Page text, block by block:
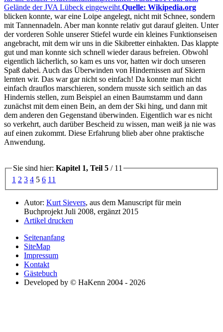
Gelände der JVA Lübeck eingeweiht.Quelle: Wikipedia.org
blicken konnte, war eine Loipe angelegt, nicht mit Schnee, sondern
mit Tannennadeln. Aber man konnte relativ gut darauf gleiten. Unter
der vorderen Sohle unserer Stiefel wurde ein kleines Funktionseisen
angebracht, mit dem wir uns in die Skibretter einhakten. Das klappte
gut und man konnte sich schnell wieder daraus befreien. Obwohl
eigentlich lächerlich, so kam es uns vor, hatten wir doch unseren
Spaß dabei. Auch das Überwinden von Hindernissen auf Skiern
lernten wir. Das war gar nicht so einfach! Da konnte man nicht
einfach drauflos marschieren, sondern musste sich seitlich an das
Hindernis stellen, zum Beispiel an einen Baumstamm und dann
zunächst mit dem einen Bein, an dem der Ski hing, und dann mit
dem anderen den Gegenstand überwinden. Eigentlich war es nicht
so verkehrt, auch darüber Bescheid zu wissen, man weiß ja nie was
auf einen zukommt. Diese Erfahrung blieb aber ohne praktische
Anwendung.
Sie sind hier: Kapitel 1, Teil 5 / 11
1 2 3 4 5 6 11
Autor: Kurt Sievers, aus dem Manuscript für mein
Buchprojekt Juli 2008, ergänzt 2015
Artikel drucken
Seitenanfang
SiteMap
Impressum
Kontakt
Gästebuch
Developed by © HaKenn 2004 - 2026